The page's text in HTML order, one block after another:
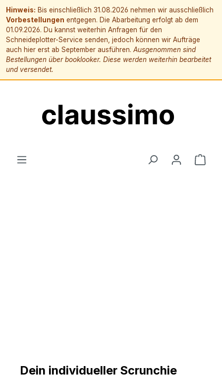
Hinweis: Bis einschließlich 31.08.2026 nehmen wir ausschließlich
Vorbestellungen entgegen. Die Abarbeitung erfolgt ab dem
01.09.2026. Du kannst weiterhin Anfragen für den
Schneideplotter-Service senden, jedoch können wir Aufträge
auch hier erst ab September ausführen. Ausgenommen sind
Bestellungen über booklooker. Diese werden weiterhin bearbeitet
und versendet.
Dein individueller Scrunchie